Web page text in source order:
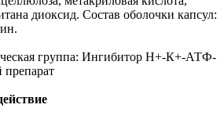
диоксид. Состав оболочки капсул:
группа: Ингибитор Н+-К+-АТФ-